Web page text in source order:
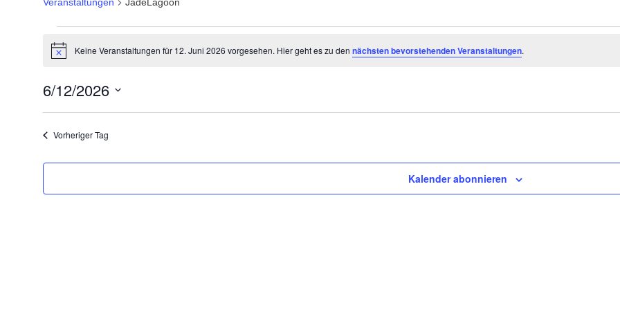
HinweisKeine Veranstaltungen für 12. Juni 2026 vorgesehen. Hier geht es zu den nächsten bevorstehenden Veranstaltungen.
6/12/2026
Datum
wählen.
Vorheriger Tag
Kalender abonnieren